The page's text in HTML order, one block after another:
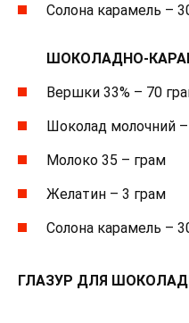
Солона карамель –
ШОКОЛАДНО-
Вершки 33% – 70
Шоколад молочний
Молоко 35 – грам
Желатин – 3 грам
Солона карамель –
ГЛАЗУР ДЛЯ